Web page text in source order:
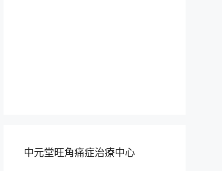
中元堂旺角痛症治療中心